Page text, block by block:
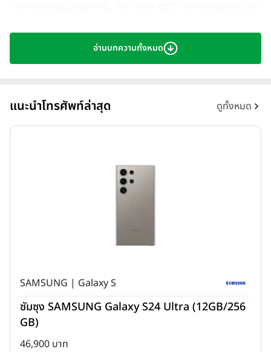
ตา กล้องหลังคู่ความละเอียด 50MP Super Night Camera ชิปเซ็ต
และรองรับชาร์จไว 18W ในราคาน่าสนใจ 6,299 บาท
อ่านบทความทั้งหมด
แนะนำโทรศัพท์ล่าสุด ดูทั้งหมด
SAMSUNG | Galaxy S
ซัมซุง SAMSUNG Galaxy S24 Ultra (12GB/256
GB)
46,900 บาท